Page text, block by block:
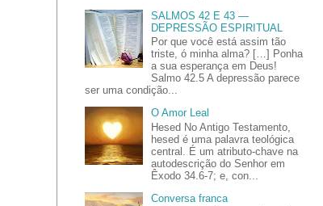
SALMOS 42 E 43 —
DEPRESSÃO ESPIRITUAL
Por que você está assim tão
triste, ó minha alma? […] Ponha
a sua esperança em Deus!
Salmo 42.5 A depressão parece
ser uma condição...
O Amor Leal
Hesed No Antigo Testamento,
hesed é uma palavra teológica
central. É um atributo-chave na
autodescrição do Senhor em
Êxodo 34.6-7; e, con...
Conversa franca